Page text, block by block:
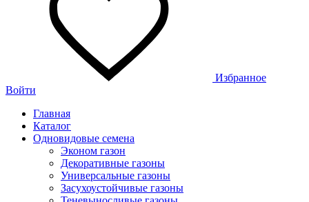
Избранное
Войти
Главная
Каталог
Одновидовые семена
Эконом газон
Декоративные газоны
Универсальные газоны
Засухоустойчивые газоны